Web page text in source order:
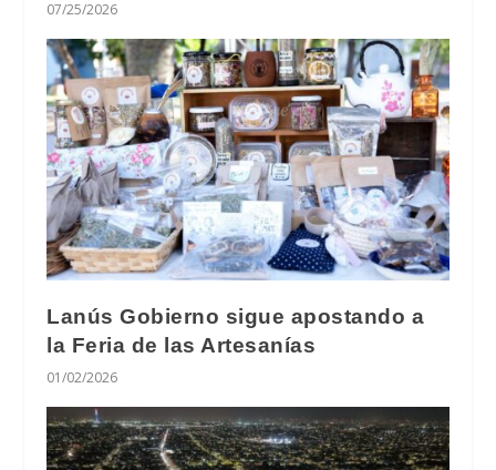
07/25/2026
Lanús Gobierno sigue apostando a
la Feria de las Artesanías
01/02/2026